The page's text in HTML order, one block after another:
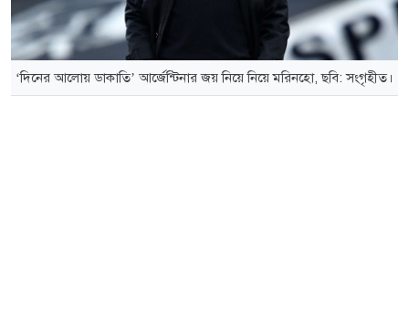
‘দিনের আলোয় ডাকাতি’ আর্জেন্টিনার জয় নিয়ে নিয়ে মরিনহো, ছবি: সংগৃহীত।